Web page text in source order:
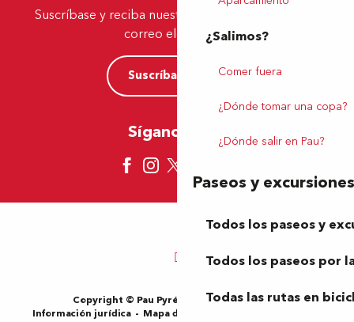
¿Salimos?
Comer fuera
¿Dónde tomar una copa?
¿Dónde salir en Pau?
Paseos y excursiones
Todos los paseos y
Todos los paseos por
Todas las rutas en
Suscríbase y reciba nuestras ofertas y noticias por
correo electrónico
Suscríbase ahora
Síganos aquí
Copyright © Pau Pyrénées Tourisme 2024
Información jurídica
Mapa del sitio